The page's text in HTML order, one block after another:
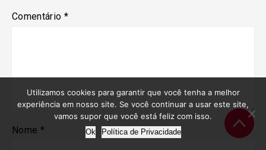
Comentário *
Nome *
Utilizamos cookies para garantir que você tenha a melhor
experiência em nosso site. Se você continuar a usar este site,
vamos supor que você está feliz com isso.
Ok Política de Privacidade